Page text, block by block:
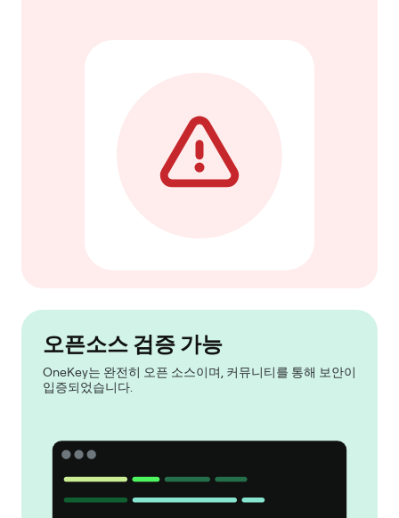
오픈소스 검증 가능
OneKey는 완전히 오픈 소스이며, 커뮤니티를 통해 보안이
입증되었습니다.